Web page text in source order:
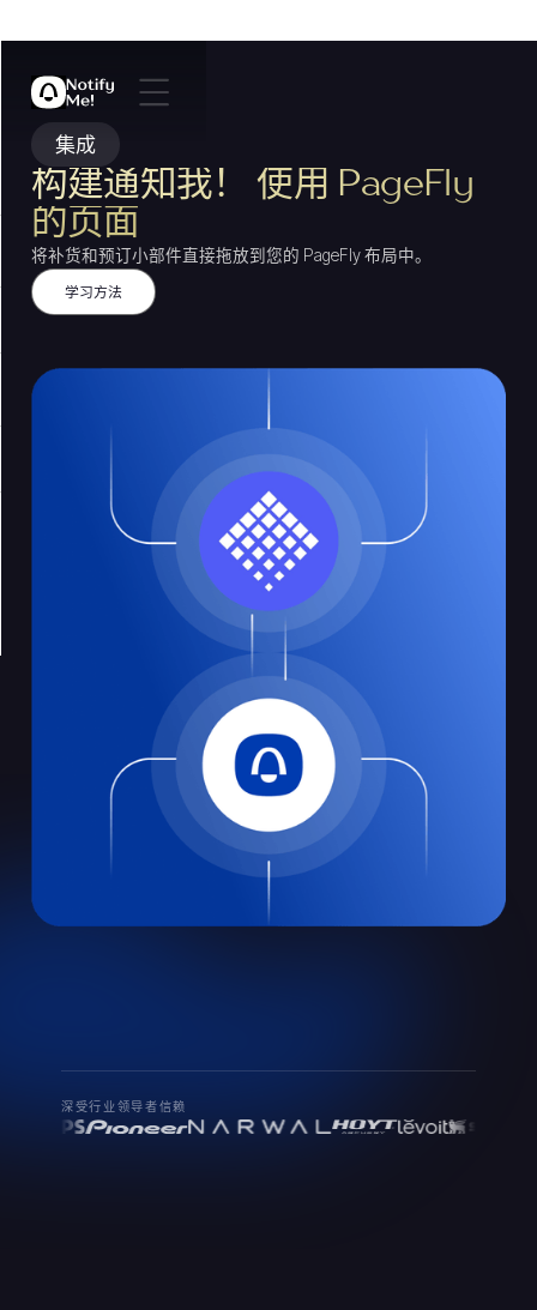
集成
构建通知我！ 使用 PageFly
的页面
将补货和预订小部件直接拖放到您的 PageFly 布局中。
学习方法
深受行业领导者信赖